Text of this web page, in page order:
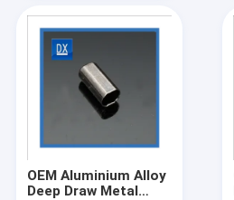
OEM Aluminium Alloy
Deep Draw Metal